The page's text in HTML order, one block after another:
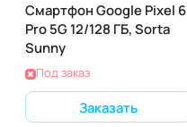
Смартфон Google Pixel 6
Pro 5G 12/128 ГБ, Sorta
Sunny
Под заказ
Заказать